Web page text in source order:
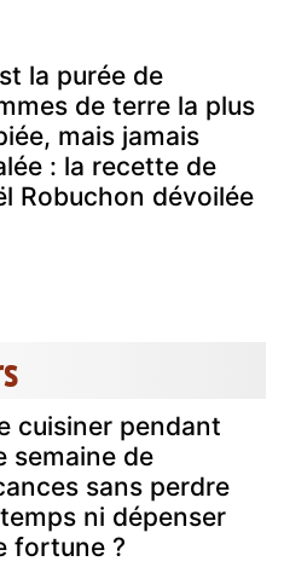
la purée de
de terre la plus
mais jamais
: la recette de
Robuchon dévoilée
cuisiner pendant
semaine de
sans perdre
ni dépenser
fortune ?